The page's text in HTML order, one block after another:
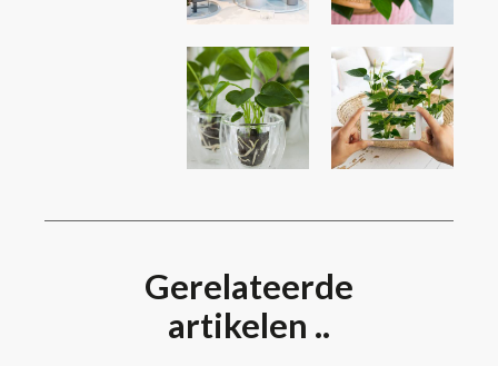
Gerelateerde
artikelen ..